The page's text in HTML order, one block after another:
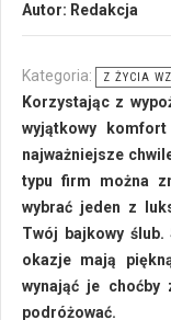
Autor: Redakcja
Kategoria: Z ŻYCIA
Korzystając z
wyjątkowy
najważniejsze
typu firm można
wybrać jeden z
Twój bajkowy
okazje mają
wynająć je
podróżować.